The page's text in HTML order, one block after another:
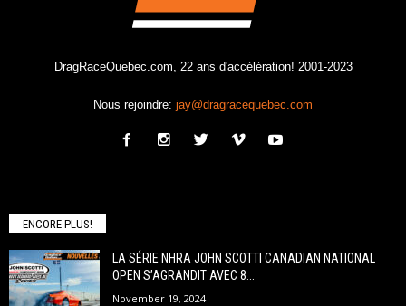
DragRaceQuebec.com, 22 ans d'accélération! 2001-2023
Nous rejoindre: jay@dragracequebec.com
ENCORE PLUS!
LA SÉRIE NHRA JOHN SCOTTI CANADIAN NATIONAL
OPEN S’AGRANDIT AVEC 8...
November 19, 2024